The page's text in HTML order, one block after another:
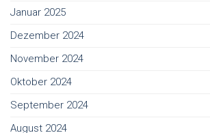
Januar 2025
Dezember 2024
November 2024
Oktober 2024
September 2024
August 2024